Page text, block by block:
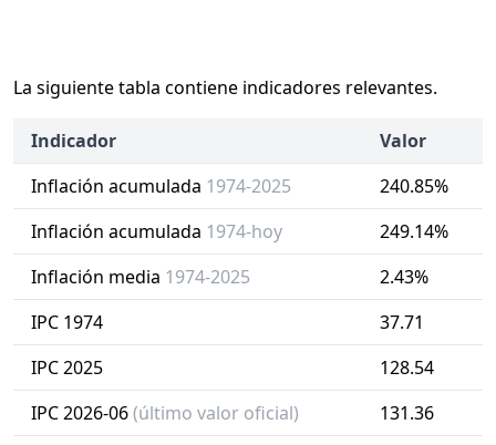
La siguiente tabla contiene indicadores relevantes.
Indicador
Valor
Inflación acumulada 1974-2025
240.85%
Inflación acumulada 1974-hoy
249.14%
Inflación media 1974-2025
2.43%
IPC 1974
37.71
IPC 2025
128.54
IPC 2026-06(último valor oficial)
131.36